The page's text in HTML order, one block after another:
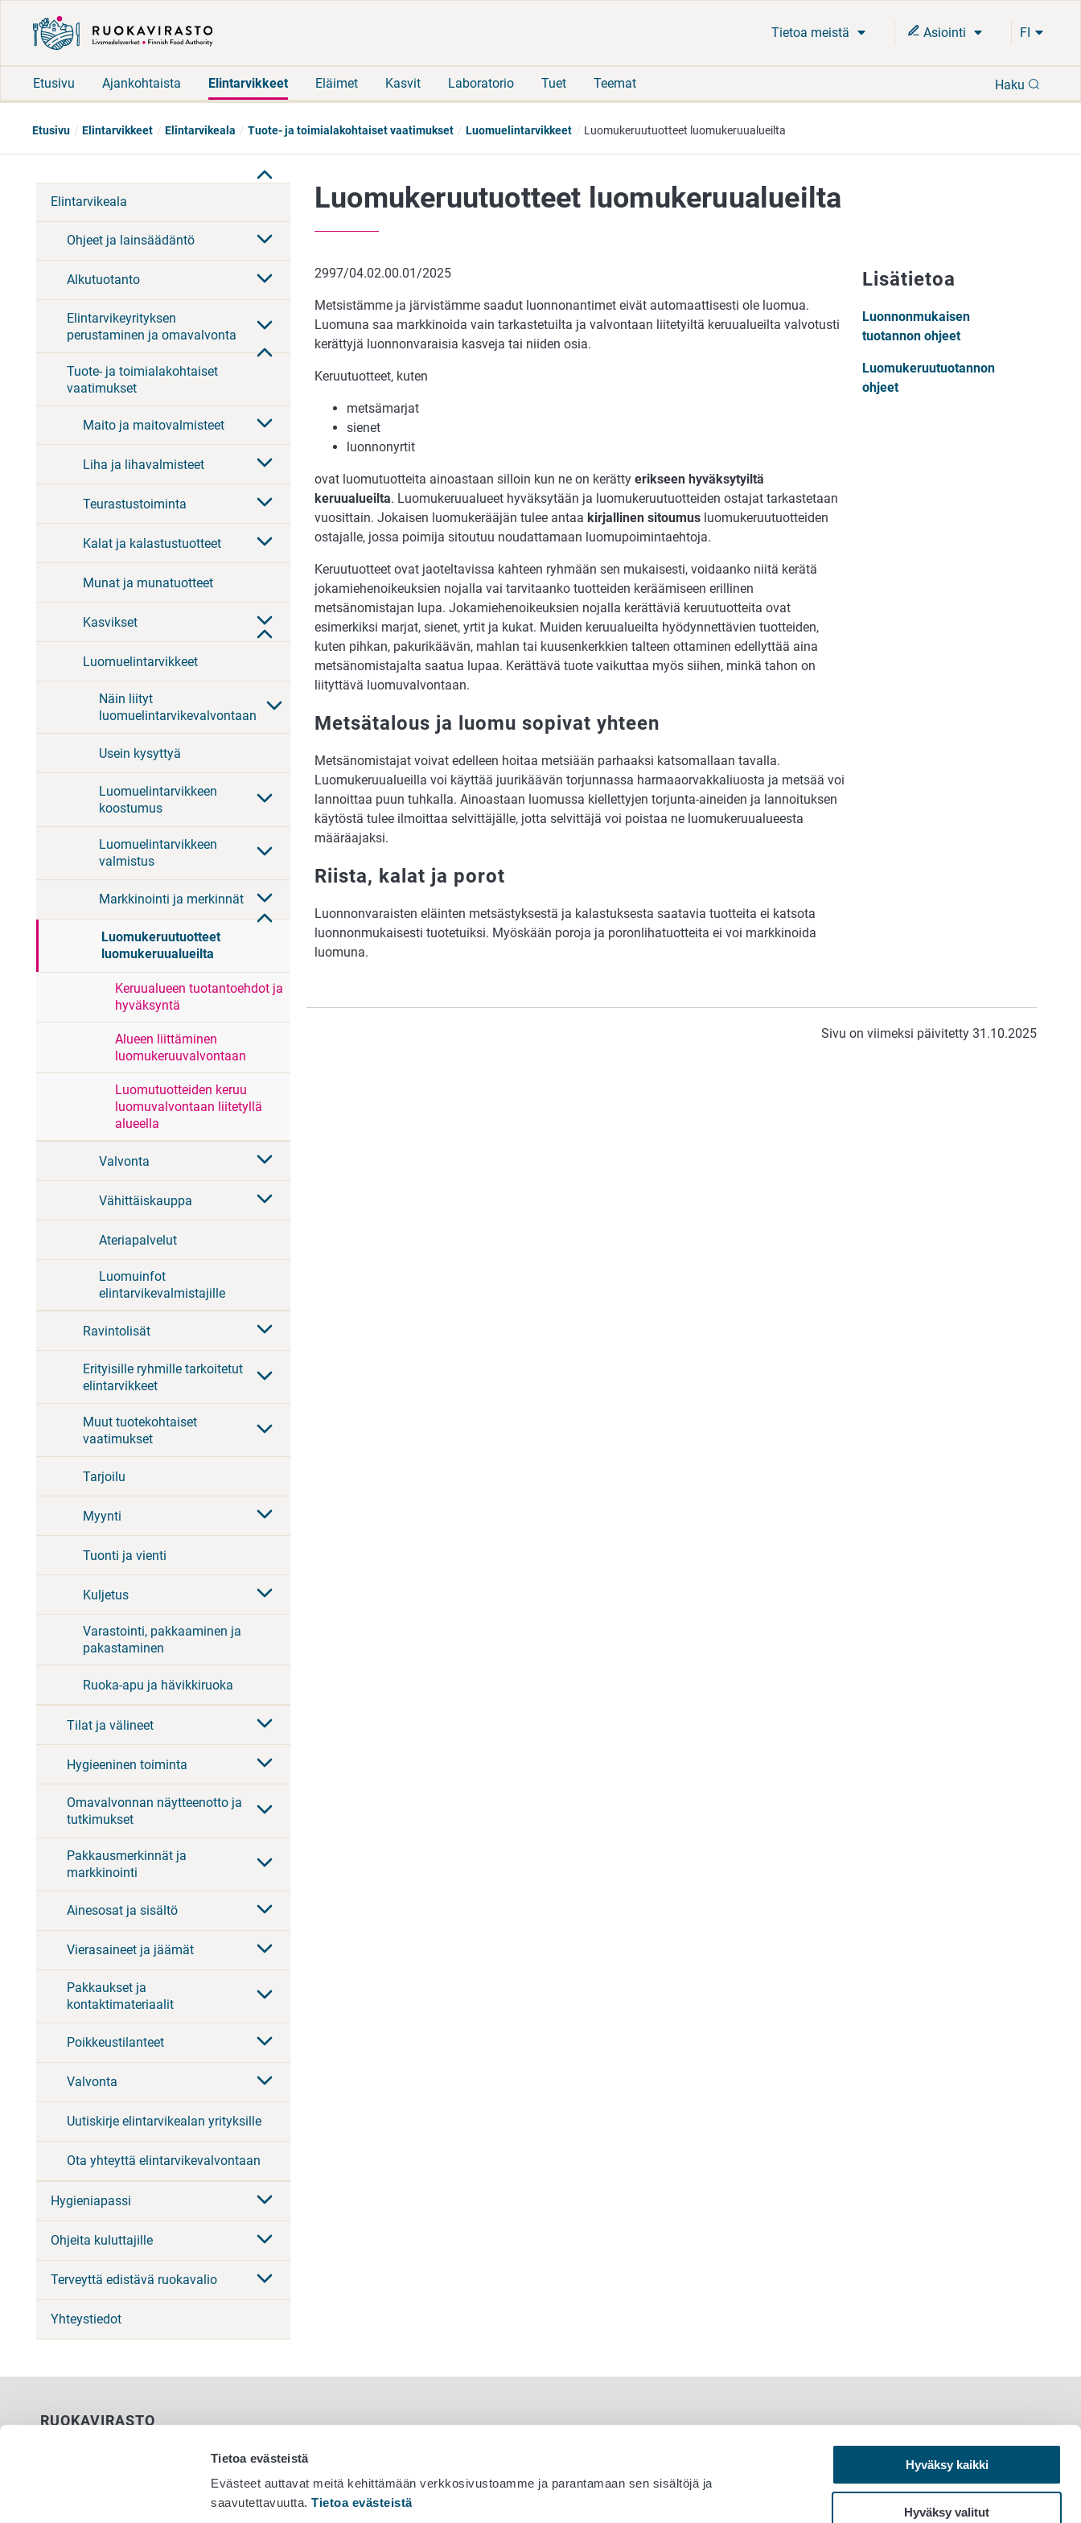
Tietoa evästeistä
Evästeet auttavat meitä kehittämään verkkosivustoamme ja parantamaan sen sisältöjä ja
saavutettavuutta.Tietoa evästeistä
Hyväksy kaikki
Hyväksy valitut
Tietoa meistä Asiointi FI
Etusivu Ajankohtaista Elintarvikkeet Eläimet Kasvit Laboratorio Tuet Teemat Haku
Etusivu Elintarvikkeet Elintarvikeala Tuote- ja toimialakohtaiset vaatimukset Luomuelintarvikkeet Luomukeruutuotteet luomukeruualueilta
Elintarvikeala
Ohjeet ja lainsäädäntö
Alkutuotanto
Elintarvikeyrityksen
perustaminen ja omavalvonta
Tuote- ja toimialakohtaiset
vaatimukset
Maito ja maitovalmisteet
Liha ja lihavalmisteet
Teurastustoiminta
Kalat ja kalastustuotteet
Munat ja munatuotteet
Kasvikset
Luomuelintarvikkeet
Näin liityt
luomuelintarvikevalvontaan
Usein kysyttyä
Luomuelintarvikkeen
koostumus
Luomuelintarvikkeen
valmistus
Markkinointi ja merkinnät
Luomukeruutuotteet
luomukeruualueilta
Keruualueen tuotantoehdot ja
hyväksyntä
Alueen liittäminen
luomukeruuvalvontaan
Luomutuotteiden keruu
luomuvalvontaan liitetyllä
alueella
Valvonta
Vähittäiskauppa
Ateriapalvelut
Luomuinfot
elintarvikevalmistajille
Ravintolisät
Erityisille ryhmille tarkoitetut
elintarvikkeet
Muut tuotekohtaiset
vaatimukset
Tarjoilu
Myynti
Tuonti ja vienti
Kuljetus
Varastointi, pakkaaminen ja
pakastaminen
Ruoka-apu ja hävikkiruoka
Tilat ja välineet
Hygieeninen toiminta
Omavalvonnan näytteenotto ja
tutkimukset
Pakkausmerkinnät ja
markkinointi
Ainesosat ja sisältö
Vierasaineet ja jäämät
Pakkaukset ja
kontaktimateriaalit
Poikkeustilanteet
Valvonta
Uutiskirje elintarvikealan yrityksille
Ota yhteyttä elintarvikevalvontaan
Hygieniapassi
Ohjeita kuluttajille
Terveyttä edistävä ruokavalio
Yhteystiedot
Luomukeruutuotteet luomukeruualueilta
2997/04.02.00.01/2025
Metsistämme ja järvistämme saadut luonnonantimet eivät automaattisesti ole luomua.
Luomuna saa markkinoida vain tarkastetuilta ja valvontaan liitetyiltä keruualueilta valvotusti
kerättyjä luonnonvaraisia kasveja tai niiden osia.
Keruutuotteet, kuten
metsämarjat
sienet
luonnonyrtit
ovat luomutuotteita ainoastaan silloin kun ne on kerätty erikseen hyväksytyiltä
keruualueilta. Luomukeruualueet hyväksytään ja luomukeruutuotteiden ostajat tarkastetaan
vuosittain. Jokaisen luomukerääjän tulee antaa kirjallinen sitoumus luomukeruutuotteiden
ostajalle, jossa poimija sitoutuu noudattamaan luomupoimintaehtoja.
Keruutuotteet ovat jaoteltavissa kahteen ryhmään sen mukaisesti, voidaanko niitä kerätä
jokamiehenoikeuksien nojalla vai tarvitaanko tuotteiden keräämiseen erillinen
metsänomistajan lupa. Jokamiehenoikeuksien nojalla kerättäviä keruutuotteita ovat
esimerkiksi marjat, sienet, yrtit ja kukat. Muiden keruualueilta hyödynnettävien tuotteiden,
kuten pihkan, pakurikäävän, mahlan tai kuusenkerkkien talteen ottaminen edellyttää aina
metsänomistajalta saatua lupaa. Kerättävä tuote vaikuttaa myös siihen, minkä tahon on
liityttävä luomuvalvontaan.
Metsätalous ja luomu sopivat yhteen
Metsänomistajat voivat edelleen hoitaa metsiään parhaaksi katsomallaan tavalla.
Luomukeruualueilla voi käyttää juurikäävän torjunnassa harmaaorvakkaliuosta ja metsää voi
lannoittaa puun tuhkalla. Ainoastaan luomussa kiellettyjen torjunta-aineiden ja lannoituksen
käytöstä tulee ilmoittaa selvittäjälle, jotta selvittäjä voi poistaa ne luomukeruualueesta
määräajaksi.
Riista, kalat ja porot
Luonnonvaraisten eläinten metsästyksestä ja kalastuksesta saatavia tuotteita ei katsota
luonnonmukaisesti tuotetuiksi. Myöskään poroja ja poronlihatuotteita ei voi markkinoida
luomuna.
Lisätietoa
Luonnonmukaisen
tuotannon ohjeet
Luomukeruutuotannon
ohjeet
Sivu on viimeksi päivitetty 31.10.2025
RUOKAVIRASTO